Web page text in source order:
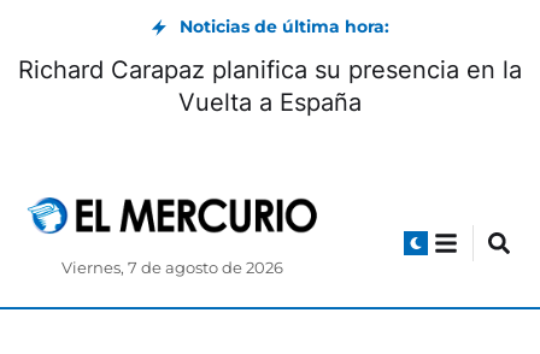
Noticias de última hora:
Richard Carapaz planifica su presencia en la
Vuelta a España
Viernes, 7 de agosto de 2026